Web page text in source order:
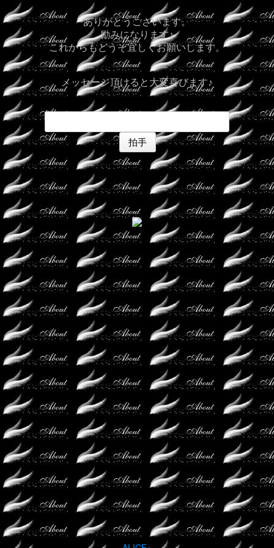
ありがとうございます。
励みになります♪
これからもどうぞ宜しくお願いします。
メッセージ頂けると大変喜びます♪